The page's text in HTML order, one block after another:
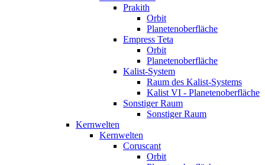
Prakith
Orbit
Planetenoberfläche
Empress Teta
Orbit
Planetenoberfläche
Kalist-System
Raum des Kalist-Systems
Kalist VI - Planetenoberfläche
Sonstiger Raum
Sonstiger Raum
Kernwelten
Kernwelten
Coruscant
Orbit